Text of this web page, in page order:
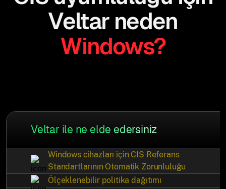
Veltar neden
Windows?
Veltar ile ne elde edersiniz
Windows cihazları için CIS Referans
Standartlarının Otomatik Zorunluluğu
Ölçeklenebilir politika dağıtımı